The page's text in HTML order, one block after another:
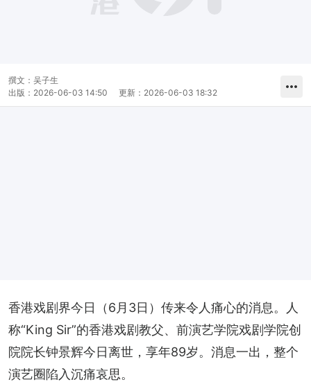
撰文： 吴子生
出版： 2026-06-03 14:50 更新： 2026-06-03 18:32
香港戏剧界今日（6月3日）传来令人痛心的消息。人
称“King Sir”的香港戏剧教父、前演艺学院戏剧学院创
院院长钟景辉今日离世，享年89岁。消息一出，整个
演艺圈陷入沉痛哀思。